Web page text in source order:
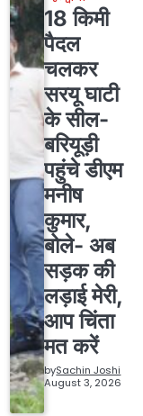
18 किमी
पैदल
चलकर
सरयू घाटी
के सील-
बरियूड़ी
पहुंचे डीएम
मनीष
कुमार,
बोले- अब
सड़क की
लड़ाई मेरी,
आप चिंता
मत करें
bySachin Joshi
August 3, 2026